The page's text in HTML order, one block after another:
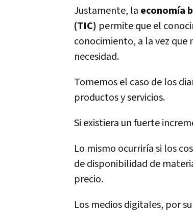
Justamente, la economía
(TIC) permite que el
conocimiento, a la vez que
necesidad.
Tomemos el caso de los
productos y servicios.
Si existiera un fuerte
Lo mismo ocurriría si los
de disponibilidad de
precio.
Los medios digitales, por